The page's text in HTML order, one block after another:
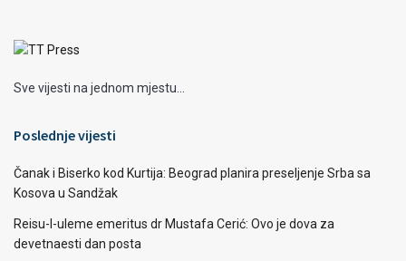
Sve vijesti na jednom mjestu...
Poslednje vijesti
Čanak i Biserko kod Kurtija: Beograd planira preseljenje Srba sa
Kosova u Sandžak
Reisu-l-uleme emeritus dr Mustafa Cerić: Ovo je dova za
devetnaesti dan posta